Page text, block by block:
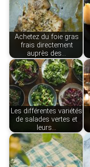
Achetez du foie gras
frais directement
auprès des…
Les différentes variétés
de salades vertes et
leurs…